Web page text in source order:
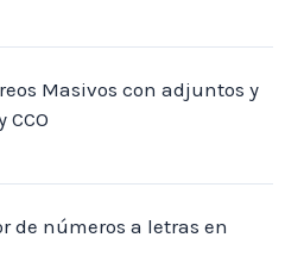
Masivos con adjuntos y
CCO
de números a letras en